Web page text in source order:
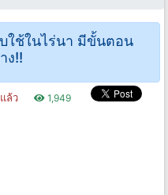
ใช้ในไร่นา มีขั้นตอน
ง!!
ล้ว 1,949